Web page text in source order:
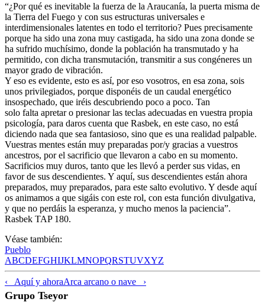
“¿Por qué es inevitable la fuerza de la Araucanía, la puerta misma de
la Tierra del Fuego y con sus estructuras universales e
interdimensionales latentes en todo el territorio? Pues precisamente
porque ha sido una zona muy castigada, ha sido una zona donde se
ha sufrido muchísimo, donde la población ha transmutado y ha
permitido, con dicha transmutación, transmitir a sus congéneres un
mayor grado de vibración.
Y eso es evidente, esto es así, por eso vosotros, en esa zona, sois
unos privilegiados, porque disponéis de un caudal energético
insospechado, que iréis descubriendo poco a poco. Tan
solo falta apretar o presionar las teclas adecuadas en vuestra propia
psicología, para daros cuenta que Rasbek, en este caso, no está
diciendo nada que sea fantasioso, sino que es una realidad palpable.
Vuestras mentes están muy preparadas por/y gracias a vuestros
ancestros, por el sacrificio que llevaron a cabo en su momento.
Sacrificios muy duros, tanto que les llevó a perder sus vidas, en
favor de sus descendientes. Y aquí, sus descendientes están ahora
preparados, muy preparados, para este salto evolutivo. Y desde aquí
os animamos a que sigáis con este rol, con esta función divulgativa,
y que no perdáis la esperanza, y mucho menos la paciencia”.
Rasbek TAP 180.
Véase también:
Pueblo
ABCDEFGHIJKLMNOPQRSTUVXYZ
‹ Aquí y ahoraArca arcano o nave ›
Grupo Tseyor